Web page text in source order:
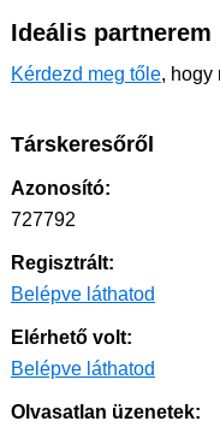
Ideális partnerem
Kérdezd meg tőle, hogy
Társkeresőről
Azonosító:
727792
Regisztrált:
Belépve láthatod
Elérhető volt:
Belépve láthatod
Olvasatlan üzenetek: